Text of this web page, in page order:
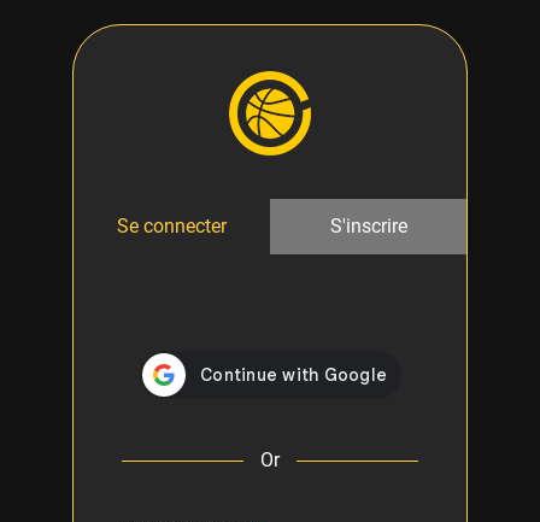
Se connecter S'inscrire
Or